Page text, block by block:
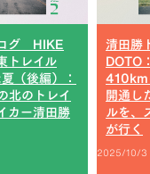
TOPS
考えられたクロー
機能
グ HIKE
トレイル
（後編）：
北のトレイ
カー清田勝
清田勝
DOTO
410km
開通し
ルを、
が行く
2025/10/3